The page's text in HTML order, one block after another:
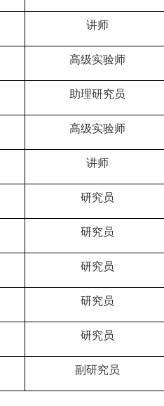
讲师
高级实验师
助理研究员
高级实验师
讲师
研究员
研究员
研究员
研究员
研究员
副研究员